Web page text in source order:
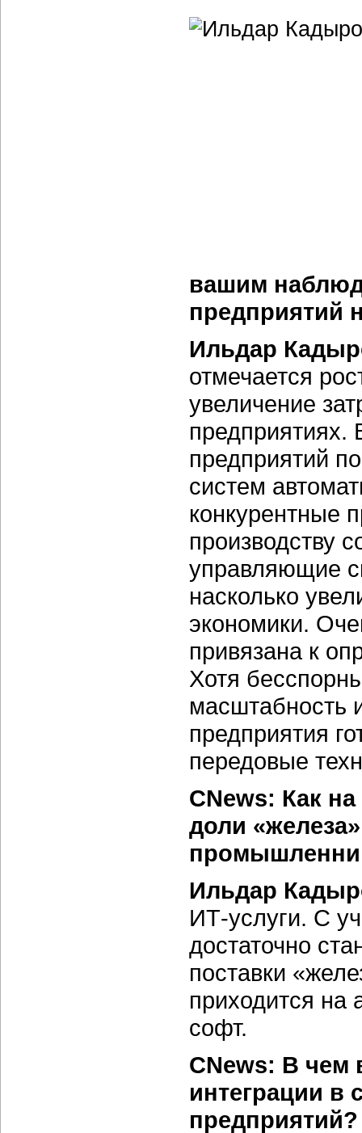
вашим
предприятий
Ильдар
отмечается
увеличение
предприятиях.
предприятий
систем
конкурентные
производству
управляющие
насколько
экономики.
привязана к
Хотя
масштабность
предприятия
передовые
CNews: Как
доли
Ильдар
ИТ-услуги. С
достаточно
поставки
приходится на
софт.
CNews: В чем
интеграции в
предприятий?